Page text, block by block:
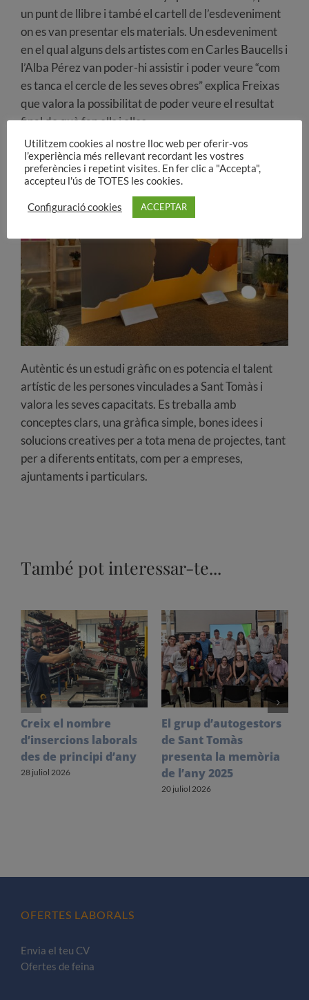
un punt de llibre i també el cartell de l’esdeveniment
on es van presentar els materials. Un esdeveniment
en el qual alguns dels artistes com en Carles Baucells i
l’Alba Pérez van poder-hi assistir i poder veure “com
es tanca el cercle de les seves obres” explica Freixas
que valora la possibilitat de poder veure el resultat
final de què fan ells i elles.
Autèntic és un estudi gràfic on es potencia el talent
artístic de les persones vinculades a Sant Tomàs i
valora les seves capacitats. Es treballa amb
conceptes clars, una gràfica simple, bones idees i
solucions creatives per a tota mena de projectes, tant
per a diferents entitats, com per a empreses,
ajuntaments i particulars.
També pot interessar-te...
Creix el nombre
d’insercions laborals
des de principi d’any
28 juliol 2026
El grup d’autogestors
de Sant Tomàs
presenta la memòria
de l’any 2025
20 juliol 2026
OFERTES LABORALS
Envia el teu CV
Ofertes de feina
Utilitzem cookies al nostre lloc web per oferir-vos
l’experiència més rellevant recordant les vostres
preferències i repetint visites. En fer clic a "Accepta",
accepteu l'ús de TOTES les cookies.
Configuració cookies ACCEPTAR